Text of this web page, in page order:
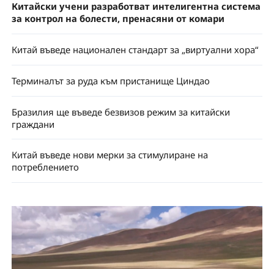
Китайски учени разработват интелигентна система
за контрол на болести, пренасяни от комари
Китай въведе национален стандарт за „виртуални хора“
Терминалът за руда към пристанище Циндао
Бразилия ще въведе безвизов режим за китайски
граждани
Китай въведе нови мерки за стимулиране на
потреблението